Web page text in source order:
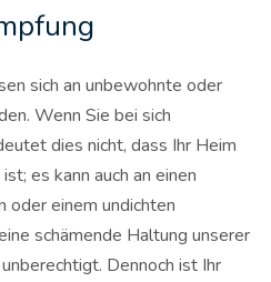
sich an unbewohnte oder
Wenn Sie bei sich
dies nicht, dass Ihr Heim
es kann auch an einen
oder einem undichten
schämende Haltung unserer
Dennoch ist Ihr